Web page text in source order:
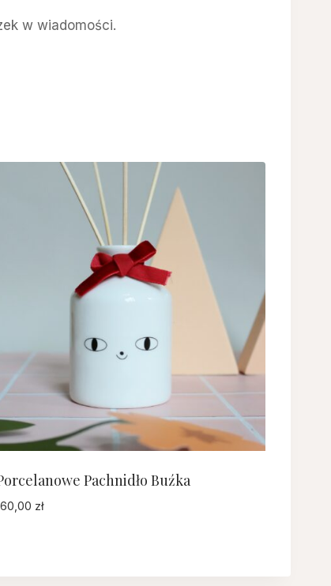
w wiadomości.
Pachnidło Buźka
zł